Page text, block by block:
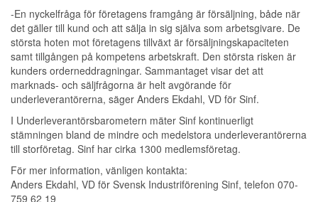
‐En nyckelfråga för företagens framgång är försäljning, både när
det gäller till kund och att sälja in sig själva som arbetsgivare. De
största hoten mot företagens tillväxt är försäljningskapaciteten
samt tillgången på kompetens arbetskraft. Den största risken är
kunders orderneddragningar. Sammantaget visar det att
marknads‐ och säljfrågorna är helt avgörande för
underleverantörerna, säger Anders Ekdahl, VD för Sinf.
I Underleverantörsbarometern mäter Sinf kontinuerligt
stämningen bland de mindre och medelstora underleverantörerna
till storföretag. Sinf har cirka 1300 medlemsföretag.
För mer information, vänligen kontakta:
Anders Ekdahl, VD för Svensk Industriförening Sinf, telefon 070‐
759 62 19